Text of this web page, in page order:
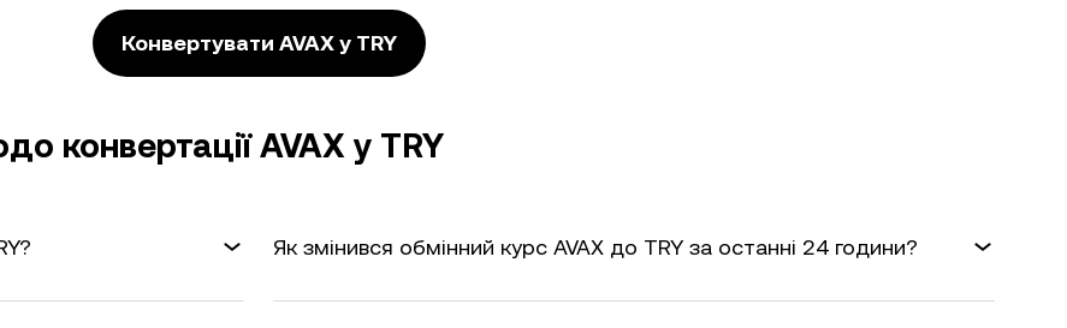
Конвертувати AVAX у TRY
конвертації AVAX у TRY
Як змінився обмінний курс AVAX до TRY за останні 24 години?